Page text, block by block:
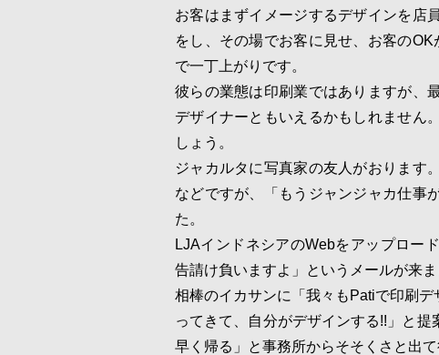
お客はまずイメージするデザインを店
をし、その場でお客に見せ、お客の
で一丁上がりです。
彼らの業態は印刷業ではありますが、
デザイナーともいえるかもしれません
しょう。
ジャカルタに写真家の友人がおります
などですが、「もうジャンジャカ仕事
た。
LJAインドネシアのWebをアップロー
告請け負いますよ」というメールが来ま
相棒のイカサンに「我々もPatiで印刷
ってきて、自分がデザインする!!」と
早く帰る」と事務所からそそくさと出て